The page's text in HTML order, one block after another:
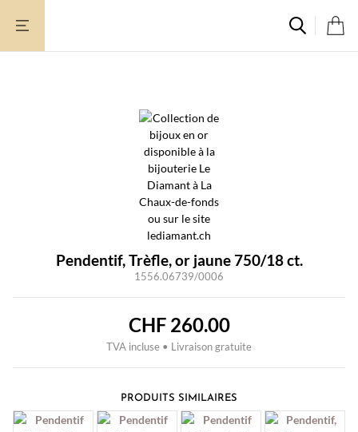
Pendentif, Trèfle, or jaune 750/18 ct.
1556.06739/0006
CHF260.00
TVA incluse • Livraison gratuite
PRODUITS SIMILAIRES